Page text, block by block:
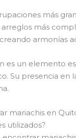
más
más
armonías
es un elemento
Su presencia en
mariachis en
utilizados?